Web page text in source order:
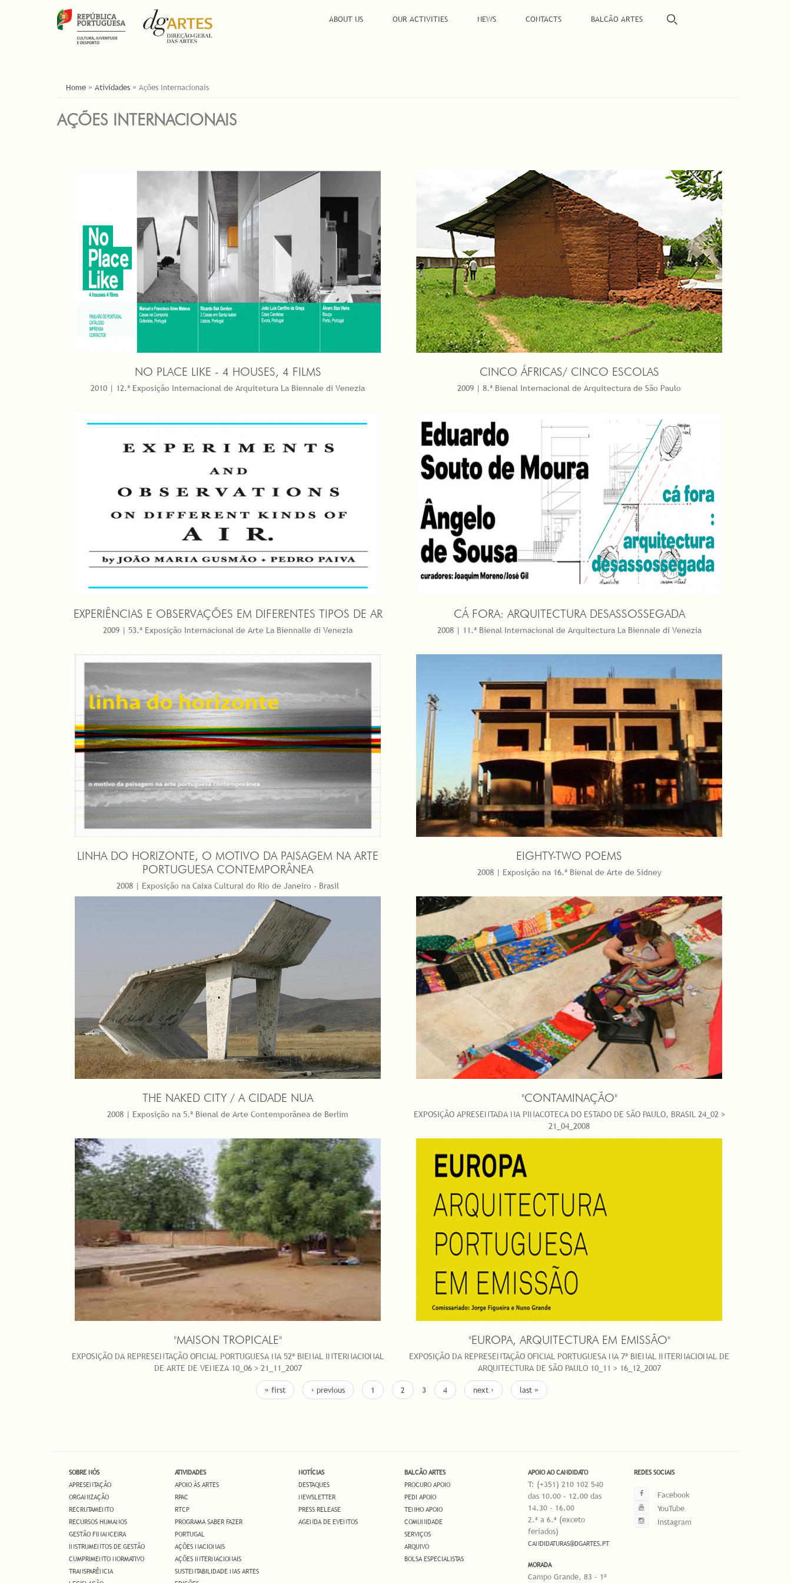
ABOUT US OUR ACTIVITIES NEWS CONTACTS BALCÃO ARTES
YOU ARE HERE
Home » Atividades » Ações Internacionais
AÇÕES INTERNACIONAIS
NO PLACE LIKE - 4 HOUSES, 4 FILMS
2010 | 12.ª Exposição Internacional de Arquitetura La Biennale di Venezia
CINCO ÁFRICAS/ CINCO ESCOLAS
2009 | 8.ª Bienal Internacional de Arquitectura de São Paulo
EXPERIÊNCIAS E OBSERVAÇÕES EM DIFERENTES TIPOS DE AR
2009 | 53.ª Exposição Internacional de Arte La Biennalle di Venezia
CÁ FORA: ARQUITECTURA DESASSOSSEGADA
2008 | 11.ª Bienal Internacional de Arquitectura La Biennale di Venezia
LINHA DO HORIZONTE, O MOTIVO DA PAISAGEM NA ARTE
PORTUGUESA CONTEMPORÂNEA
2008 | Exposição na Caixa Cultural do Rio de Janeiro - Brasil
EIGHTY-TWO POEMS
2008 | Exposição na 16.ª Bienal de Arte de Sidney
THE NAKED CITY / A CIDADE NUA
2008 | Exposição na 5.ª Bienal de Arte Contemporânea de Berlim
"CONTAMINAÇÃO"
EXPOSIÇÃO APRESENTADA NA PINACOTECA DO ESTADO DE SÃO PAULO, BRASIL 24_02 >
21_04_2008
"MAISON TROPICALE"
EXPOSIÇÃO DA REPRESENTAÇÃO OFICIAL PORTUGUESA NA 52ª BIENAL INTERNACIONAL
DE ARTE DE VENEZA 10_06 > 21_11_2007
"EUROPA, ARQUITECTURA EM EMISSÃO"
EXPOSIÇÃO DA REPRESENTAÇÃO OFICIAL PORTUGUESA NA 7ª BIENAL INTERNACIONAL DE
ARQUITECTURA DE SÃO PAULO 10_11 > 16_12_2007
« first ‹ previous 1 2 3 4 next › last »
SOBRE NÓS
APRESENTAÇÃO
ORGANIZAÇÃO
RECRUTAMENTO
RECURSOS HUMANOS
GESTÃO FINANCEIRA
INSTRUMENTOS DE GESTÃO
CUMPRIMENTO NORMATIVO
TRANSPARÊNCIA
ATIVIDADES
APOIO ÀS ARTES
RPAC
RTCP
PROGRAMA SABER FAZER
PORTUGAL
AÇÕES NACIONAIS
AÇÕES INTERNACIONAIS
SUSTENTABILIDADE NAS ARTES
NOTÍCIAS
DESTAQUES
NEWSLETTER
PRESS RELEASE
AGENDA DE EVENTOS
BALCÃO ARTES
PROCURO APOIO
PEDI APOIO
TENHO APOIO
COMUNIDADE
SERVIÇOS
ARQUIVO
BOLSA ESPECIALISTAS
APOIO AO CANDIDATO
T: (+351) 210 102 540
das 10.00 - 12.00 das
14.30 - 16.00
2.ª a 6.ª (exceto
feriados)
CANDIDATURAS@DGARTES.PT
MORADA
Campo Grande, 83 - 1º
REDES SOCIAIS
Facebook
YouTube
Instagram